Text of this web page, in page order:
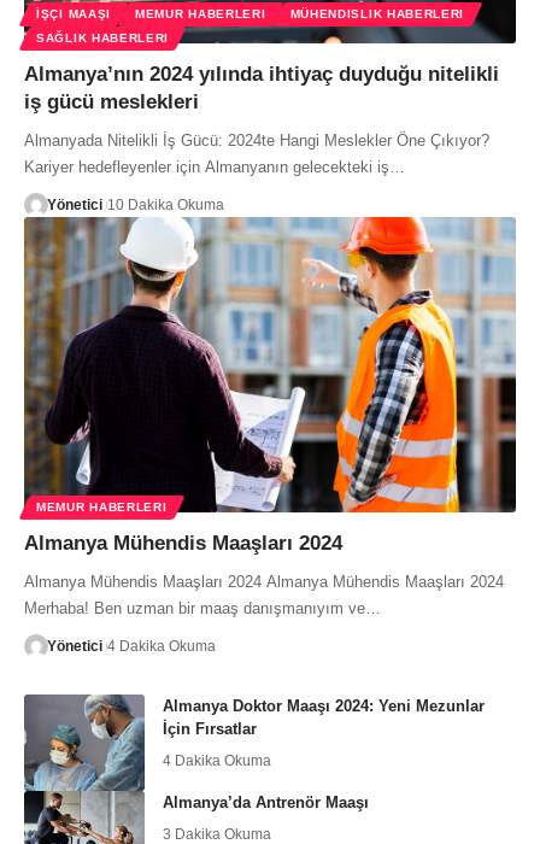
İŞÇI MAAŞI MEMUR HABERLERI
MÜHENDISLIK HABERLERI
SAĞLIK HABERLERI
Almanya’nın 2024 yılında ihtiyaç duyduğu nitelikli
iş gücü meslekleri
Almanyada Nitelikli İş Gücü: 2024te Hangi Meslekler Öne Çıkıyor?
Kariyer hedefleyenler için Almanyanın gelecekteki iş…
Yönetici 10 Dakika Okuma
MEMUR HABERLERI
Almanya Mühendis Maaşları 2024
Almanya Mühendis Maaşları 2024 Almanya Mühendis Maaşları 2024
Merhaba! Ben uzman bir maaş danışmanıyım ve…
Yönetici 4 Dakika Okuma
Almanya Doktor Maaşı 2024: Yeni Mezunlar
İçin Fırsatlar
4 Dakika Okuma
Almanya’da Antrenör Maaşı
3 Dakika Okuma